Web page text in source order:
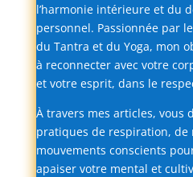
l’harmonie intérieure et du
personnel. Passionnée par
du Tantra et du Yoga, mon
à reconnecter avec votre
et votre esprit, dans le
À travers mes articles, vous
pratiques de respiration, de
mouvements conscients
apaiser votre mental et